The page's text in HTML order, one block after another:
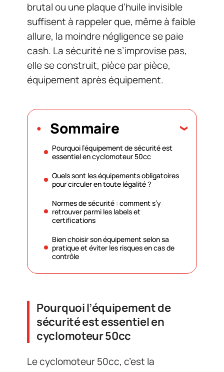
brutal ou une plaque d’huile invisible
suffisent à rappeler que, même à faible
allure, la moindre négligence se paie
cash. La sécurité ne s’improvise pas,
elle se construit, pièce par pièce,
équipement après équipement.
Sommaire
Pourquoi l’équipement de sécurité est
essentiel en cyclomoteur 50cc
Quels sont les équipements obligatoires
pour circuler en toute légalité ?
Normes de sécurité : comment s’y
retrouver parmi les labels et
certifications
Bien choisir son équipement selon sa
pratique et éviter les risques en cas de
contrôle
Pourquoi l’équipement de
sécurité est essentiel en
cyclomoteur 50cc
Le cyclomoteur 50cc, c’est la